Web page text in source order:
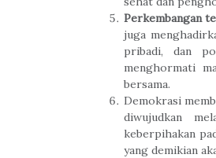
Perkembangan
juga
pribadi, dan
menghormati
bersama.
Demokrasi
diwujudkan
keberpihakan
yang demikian